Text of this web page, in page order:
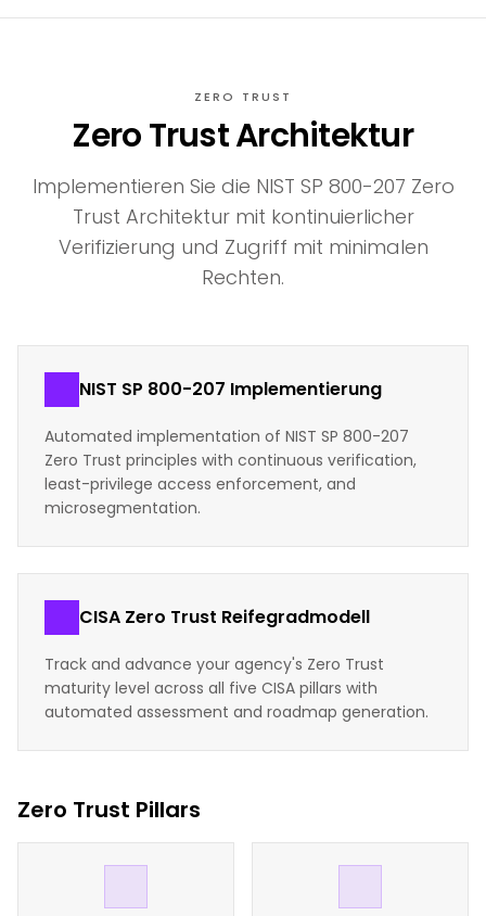
ZERO TRUST
Zero Trust Architektur
Implementieren Sie die NIST SP 800-207 Zero
Trust Architektur mit kontinuierlicher
Verifizierung und Zugriff mit minimalen
Rechten.
NIST SP 800-207 Implementierung
Automated implementation of NIST SP 800-207
Zero Trust principles with continuous verification,
least-privilege access enforcement, and
microsegmentation.
CISA Zero Trust Reifegradmodell
Track and advance your agency's Zero Trust
maturity level across all five CISA pillars with
automated assessment and roadmap generation.
Zero Trust Pillars